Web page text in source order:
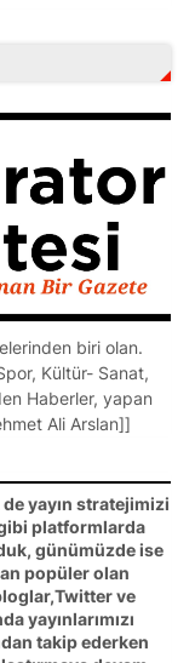
biri olan.
Kültür- Sanat,
Haberler, yapan
Ali Arslan]]
yayın stratejimizi
platformlarda
günümüzde ise
popüler olan
ve
yayınlarımızı
takip ederken